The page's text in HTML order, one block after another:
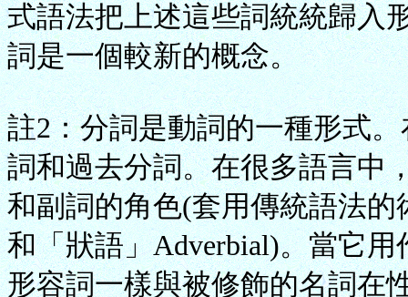
式語法把上述這些詞統統歸入
詞是一個較新的概念。
註2：分詞是動詞的一種形式
詞和過去分詞。在很多語言中
和副詞的角色(套用傳統語法
和「狀語」Adverbial)。當它
形容詞一樣與被修飾的名詞在